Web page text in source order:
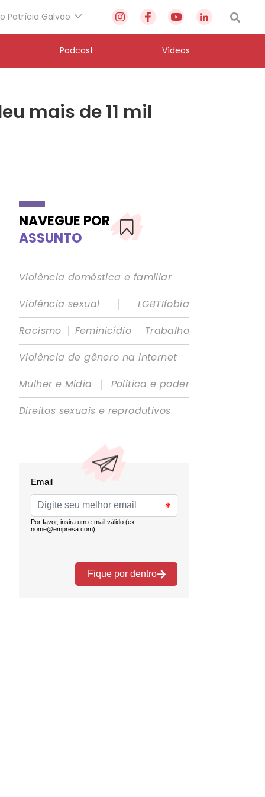
Patrícia Galvão
Podcast Vídeos
mais de 11 mil
NAVEGUE POR
ASSUNTO
Violência doméstica e familiar
Violência sexual
|
LGBTIfobia
Racismo | Feminicídio | Trabalho
Violência de gênero na internet
Mulher e Mídia
|
Política e poder
Direitos sexuais e reprodutivos